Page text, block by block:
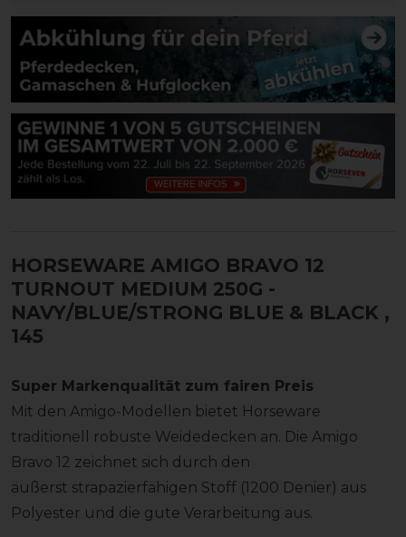
HORSEWARE AMIGO BRAVO 12
TURNOUT MEDIUM 250G -
NAVY/BLUE/STRONG BLUE & BLACK ,
145
Super Markenqualität zum fairen Preis
Mit den Amigo-Modellen bietet Horseware
traditionell robuste Weidedecken an. Die Amigo
Bravo 12 zeichnet sich durch den
äußerst strapazierfähigen Stoff (1200 Denier) aus
Polyester und die gute Verarbeitung aus.